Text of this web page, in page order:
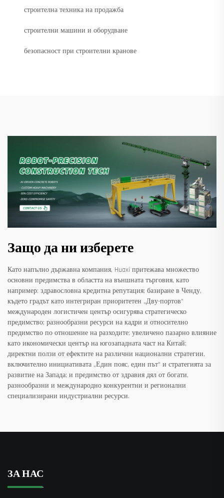
строителна техника на продажба
строителни машини и оборудване
безопасност при строителни кранове
Защо да ни изберете
Като напълно държавна компания, Huaxi притежава множество
основни предимства в областта на външната търговия, като
например: здравословна кредитна репутация; базиране в Ченду,
където градът като интегриран приоритетен „Дву-портов“
международен логистичен център осигурява стратегическо
предимство; разнообразни ресурси на кадри и относително
предимство по отношение на разходите; увеличено пазарно влияние
като икономически център на югозападната част на Китай;
директни ползи от ефектите на различни национални стратегии,
включително инициативата „Един пояс, един път“ и стратегията за
развитие на Запада; и предимство от здравия дял от богати,
разнообразни и международно конкурентни и регионални
специализирани индустриални ресурси.
ЗА НАС